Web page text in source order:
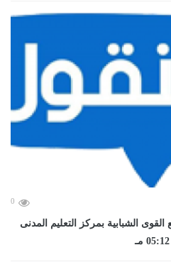
0
الشبابية بمركز التعليم المدنى